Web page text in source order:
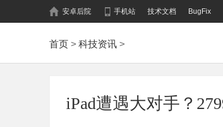
安卓后院 手机站 技术文档 BugFix
首页 > 科技资讯 >
iPad遭遇大对手？